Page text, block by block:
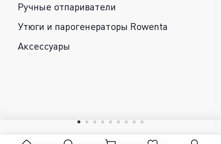
Ручные отпариватели
Утюги и парогенераторы Rowenta
Аксессуары